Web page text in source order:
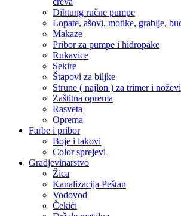
Dihtung ručne pumpe
Lopate, ašovi, motike, grablje,
Makaze
Pribor za pumpe i hidropake
Rukavice
Sekire
Štapovi za biljke
Strune ( najlon ) za trimer i noževi
Zaštitna oprema
Rasveta
Oprema
Farbe i pribor
Boje i lakovi
Color sprejevi
Gradjevinarstvo
Žica
Kanalizacija Peštan
Vodovod
Čekići